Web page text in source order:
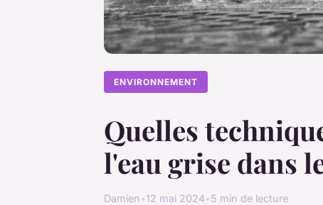
ENVIRONNEMENT
Quelles
l'eau grise dans
Damien•12 mai 2024•5 min de lecture